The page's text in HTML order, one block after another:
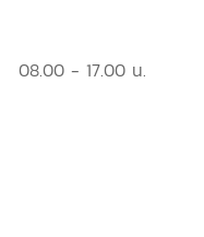
- 17.00 น.